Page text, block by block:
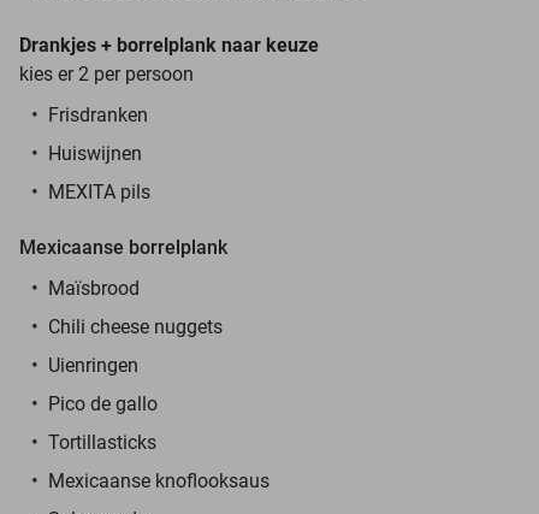
Drankjes + borrelplank naar keuze
kies er 2 per persoon
Frisdranken
Huiswijnen
MEXITA pils
Mexicaanse borrelplank
Maïsbrood
Chili cheese nuggets
Uienringen
Pico de gallo
Tortillasticks
Mexicaanse knoflooksaus